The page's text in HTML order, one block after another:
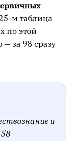
м таблица
по этой
за 98 сразу
и